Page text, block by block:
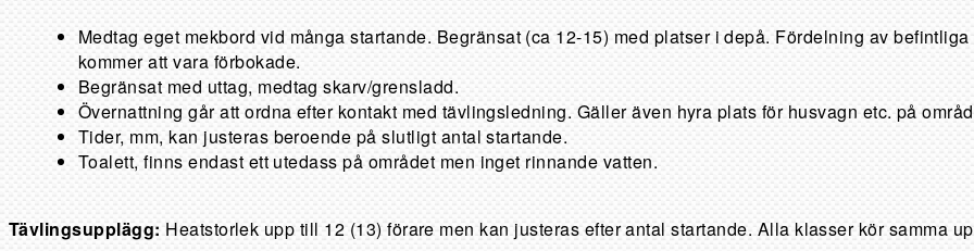
Medtag eget mekbord vid många startande. Begränsat (ca 12-15) med platser i depå. Fördelning av
kommer att vara förbokade.
Begränsat med uttag, medtag skarv/grensladd.
Övernattning går att ordna efter kontakt med tävlingsledning. Gäller även hyra plats för husvagn etc. på
Tider, mm, kan justeras beroende på slutligt antal startande.
Toalett, finns endast ett utedass på området men inget rinnande vatten.
Tävlingsupplägg: Heatstorlek upp till 12 (13) förare men kan justeras efter antal startande. Alla klasser kör samma